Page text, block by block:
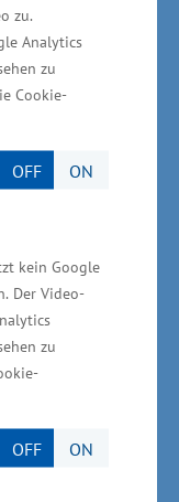
zu.
Analytics
zu
Cookie-
OFF ON
kein Google
Der Video-
zu
OFF ON
und der
der
mit
sich
der
aktiv.
des